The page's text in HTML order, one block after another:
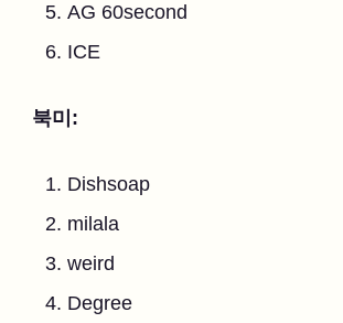
AG 60second
ICE
북미:
Dishsoap
milala
weird
Degree